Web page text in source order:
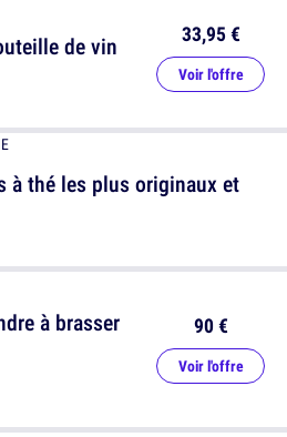
à brasser
90 €
Voir l'offre
de vin 33,95 €
Voir l'offre
à thé les plus originaux et